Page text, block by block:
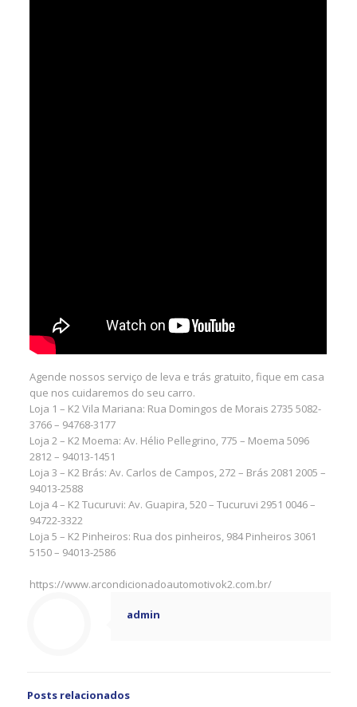
Agende nossos serviço de leva e trás gratuito, fique em casa
que nos cuidaremos do seu carro.
Loja 1 – K2 Vila Mariana: Rua Domingos de Morais 2735 5082-
3766 – 94768-3177
Loja 2 – K2 Moema: Av. Hélio Pellegrino, 775 – Moema 5096
2812 – 94013-1451
Loja 3 – K2 Brás: Av. Carlos de Campos, 272 – Brás 2081 2005 –
94013-2588
Loja 4 – K2 Tucuruvi: Av. Guapira, 520 – Tucuruvi 2951 0046 –
94722-3322
Loja 5 – K2 Pinheiros: Rua dos pinheiros, 984 Pinheiros 3061
5150 – 94013-2586
https://www.arcondicionadoautomotivok2.com.br/
admin
Posts relacionados